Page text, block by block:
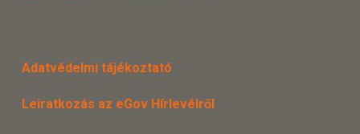
Adatvédelmi tájékoztató
Leiratkozás az eGov Hírlevélről